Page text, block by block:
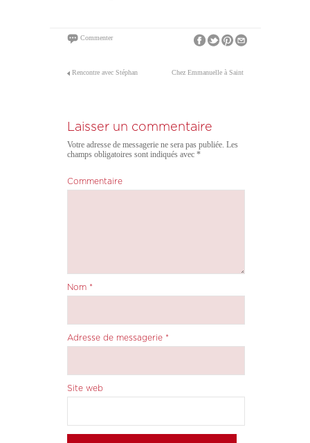
Commenter
Rencontre avec Stéphan Chez Emmanuelle à Saint
Laisser un commentaire
Votre adresse de messagerie ne sera pas publiée. Les
champs obligatoires sont indiqués avec *
Commentaire
Nom *
Adresse de messagerie *
Site web